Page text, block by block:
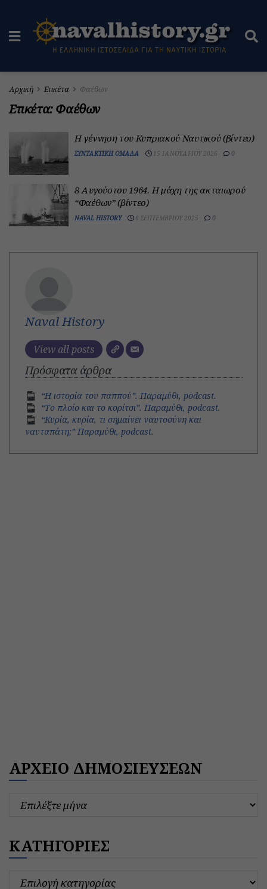
Αρχική Ετικέτα Φαέθων
Ετικέτα:Φαέθων
H γέννηση του Κυπριακού Ναυτικού (βίντεο)
ΣΥΝΤΑΚΤΙΚΉ ΟΜΆΔΑ 15 ΙΑΝΟΥΑΡΊΟΥ 2026 0
8 Αυγούστου 1964. Η μάχη της ακταιωρού
“Φαέθων” (βίντεο)
NAVAL HISTORY 6 ΣΕΠΤΕΜΒΡΊΟΥ 2025 0
Naval History
View all posts
Πρόσφατα άρθρα
“Η ιστορία του παππού”. Παραμύθι, podcast.
“Το πλοίο και το κορίτσι”. Παραμύθι, podcast.
“Κυρία, κυρία, τι σημαίνει ναυτοσύνη και
ναυταπάτη;” Παραμύθι, podcast.
ΑΡΧΕΙΟ ΔΗΜΟΣΙΕΥΣΕΩΝ
ΚΑΤΗΓΟΡΙΕΣ